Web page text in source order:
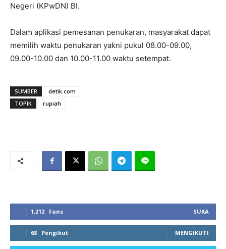
Negeri (KPwDN) BI.
Dalam aplikasi pemesanan penukaran, masyarakat dapat
memilih waktu penukaran yakni pukul 08.00-09.00,
09.00-10.00 dan 10.00-11.00 waktu setempat.
SUMBER
detik.com
TOPIK
rupiah
1,212 Fans SUKA
68 Pengikut MENGIKUTI